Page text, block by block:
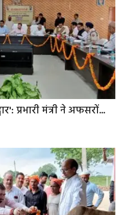
प्रभारी मंत्री ने अफसरों...